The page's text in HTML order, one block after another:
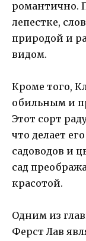
романтично.
лепестке,
природой и
видом.
Кроме того,
обильным и
Этот сорт
что делает
садоводов и
сад
красотой.
Одним из
Ферст Лав